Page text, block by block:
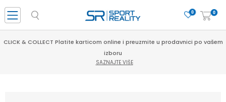
0
0
CLICK & COLLECT Platite karticom online i preuzmite u prodavnici po vašem
izboru
SAZNAJTE VIŠE